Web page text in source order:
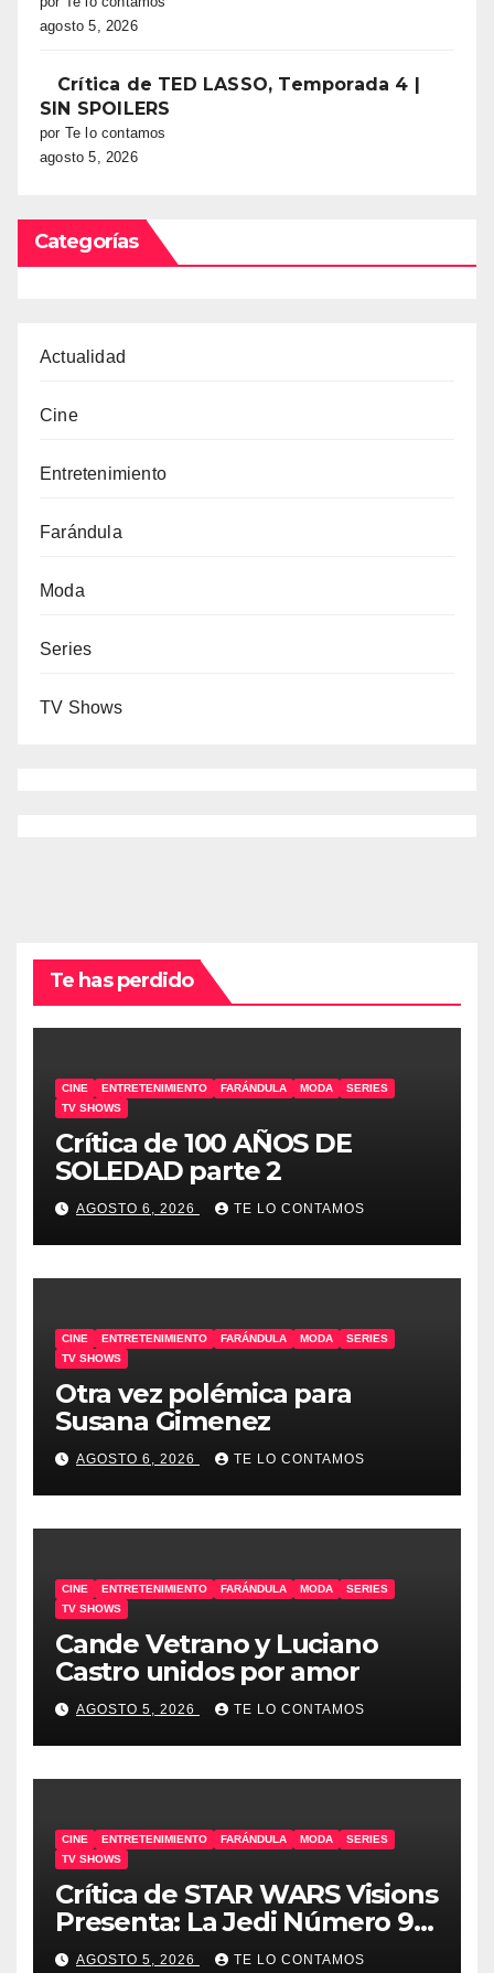
agosto 5, 2026
Crítica de TED LASSO, Temporada 4 |
SIN SPOILERS
por Te lo contamos
agosto 5, 2026
Categorías
Actualidad
Cine
Entretenimiento
Farándula
Moda
Series
TV Shows
Te has perdido
CINE ENTRETENIMIENTO FARÁNDULA MODA
SERIES
TV SHOWS
Crítica de 100 AÑOS DE
SOLEDAD parte 2
AGOSTO 6, 2026 TE LO CONTAMOS
CINE ENTRETENIMIENTO FARÁNDULA MODA
SERIES
TV SHOWS
Otra vez polémica para
Susana Gimenez
AGOSTO 6, 2026 TE LO CONTAMOS
CINE ENTRETENIMIENTO FARÁNDULA MODA
SERIES
TV SHOWS
Cande Vetrano y Luciano
Castro unidos por amor
AGOSTO 5, 2026 TE LO CONTAMOS
CINE ENTRETENIMIENTO FARÁNDULA MODA
SERIES
TV SHOWS
Crítica de STAR WARS Visions
Presenta: La Jedi Número 9 |
SIN SPOILERS
AGOSTO 5, 2026 TE LO CONTAMOS